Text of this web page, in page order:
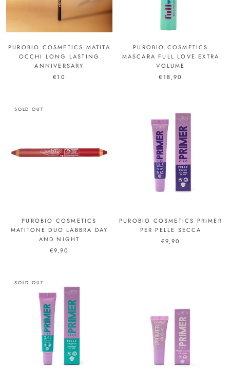
PUROBIO COSMETICS MATITA
OCCHI LONG LASTING
ANNIVERSARY
€10
PUROBIO COSMETICS
MASCARA FULL LOVE EXTRA
VOLUME
€18,90
SOLD OUT
PUROBIO COSMETICS
MATITONE DUO LABBRA DAY
AND NIGHT
€9,90
PUROBIO COSMETICS PRIMER
PER PELLE SECCA
€9,90
SOLD OUT